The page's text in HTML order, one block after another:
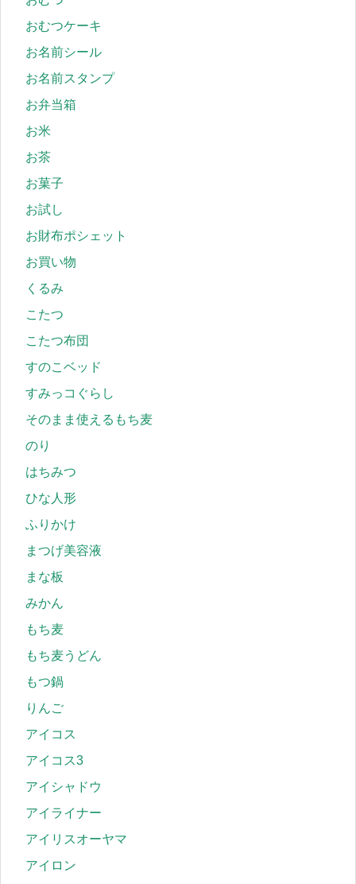
おむつケーキ
お名前シール
お名前スタンプ
お弁当箱
お米
お茶
お菓子
お試し
お財布ポシェット
お買い物
くるみ
こたつ
こたつ布団
すのこベッド
すみっコぐらし
そのまま使えるもち麦
のり
はちみつ
ひな人形
ふりかけ
まつげ美容液
まな板
みかん
もち麦
もち麦うどん
もつ鍋
りんご
アイコス
アイコス3
アイシャドウ
アイライナー
アイリスオーヤマ
アイロン